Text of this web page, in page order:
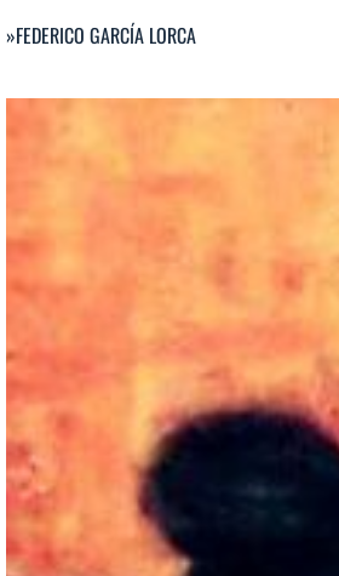
»FEDERICO GARCÍA LORCA